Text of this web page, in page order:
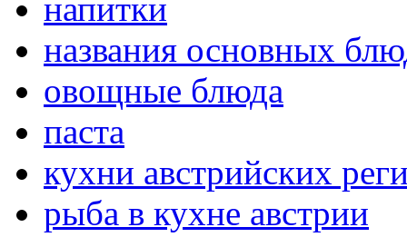
напитки
названия основных
овощные блюда
паста
кухни австрийских
рыба в кухне австрии